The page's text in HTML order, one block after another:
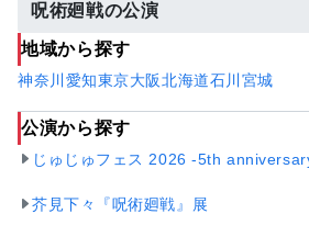
呪術廻戦の公演
地域から探す
神奈川 愛知東京大阪北海道石川 宮城
公演から探す
じゅじゅフェス 2026 -5th
芥見下々『呪術廻戦』展